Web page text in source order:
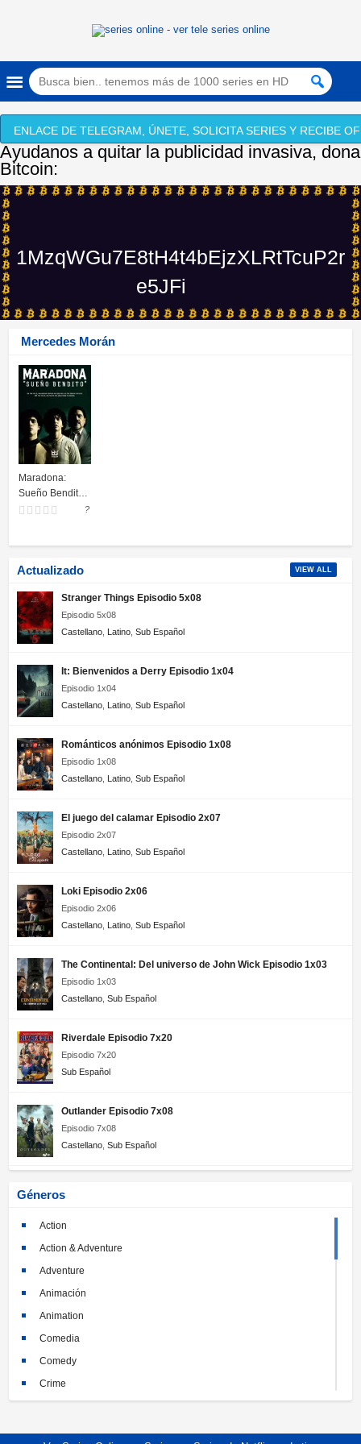
ENLACE DE TELEGRAM, ÚNETE, SOLICITA SERIES Y RECIBE
Ayudanos a quitar la publicidad invasiva, dona
Bitcoin:
1MzqWGu7E8tH4t4bEjzXLRtTcuP2r
e5JFi
Mercedes Morán
Maradona:
Sueño Bendito
serie completa
?
Actualizado VIEW ALL
Stranger Things Episodio 5x08
Episodio 5x08
Castellano
Latino Sub Español
It: Bienvenidos a Derry Episodio 1x04
Episodio 1x04
Castellano
Latino Sub Español
Románticos anónimos Episodio 1x08
Episodio 1x08
Castellano
Latino Sub Español
El juego del calamar Episodio 2x07
Episodio 2x07
Castellano
Latino Sub Español
Loki Episodio 2x06
Episodio 2x06
Castellano
Latino Sub Español
The Continental: Del universo de John Wick Episodio 1x03
Episodio 1x03
Castellano Sub Español
Riverdale Episodio 7x20
Episodio 7x20
Sub Español
Outlander Episodio 7x08
Episodio 7x08
Castellano Sub Español
Géneros
Action
Action & Adventure
Adventure
Animación
Animation
Comedia
Comedy
Crime